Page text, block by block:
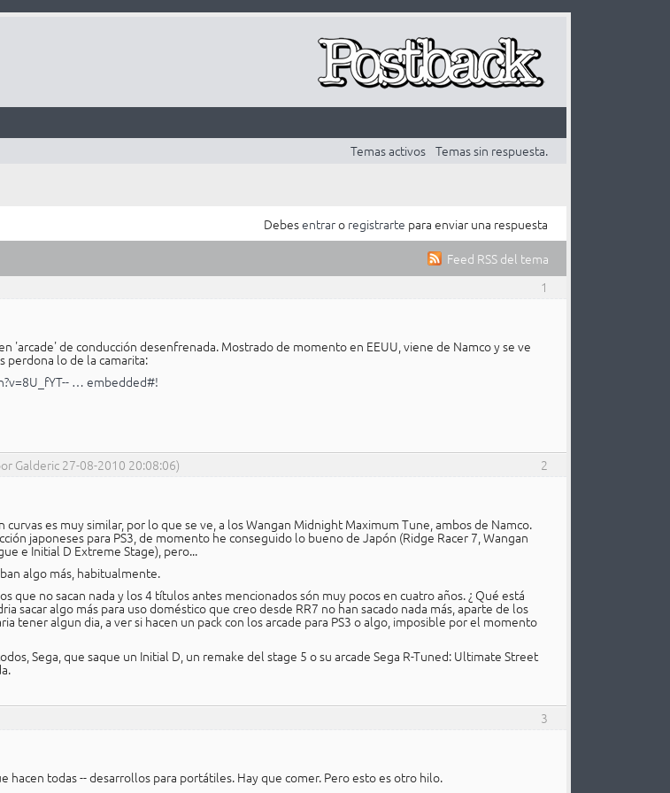
Temas activos Temas sin respuesta.
Debesentraro registrarte para enviar una respuesta
Feed RSS del tema
1
'arcade' de conducción desenfrenada. Mostrado de momento en EEUU, viene de Namco y se ve
perdona lo de la camarita:
… embedded#!
2
Galderic 27-08-2010 20:08:06)
es muy similar, por lo que se ve, a los Wangan Midnight Maximum Tune, ambos de Namco.
japoneses para PS3, de momento he conseguido lo bueno de Japón (Ridge Racer 7, Wangan
e Initial D Extreme Stage), pero...
algo más, habitualmente.
que no sacan nada y los 4 títulos antes mencionados són muy pocos en cuatro años. ¿ Qué está
sacar algo más para uso doméstico que creo desde RR7 no han sacado nada más, aparte de los
tener algun dia, a ver si hacen un pack con los arcade para PS3 o algo, imposible por el momento
Sega, que saque un Initial D, un remake del stage 5 o su arcade Sega R-Tuned: Ultimate Street
3
hacen todas -- desarrollos para portátiles. Hay que comer. Pero esto es otro hilo.